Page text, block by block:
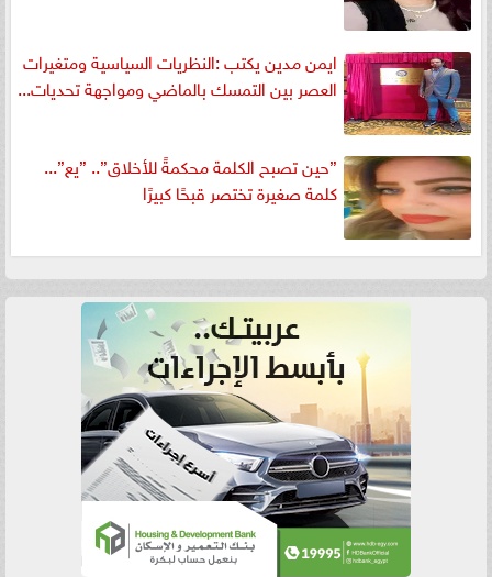
ايمن مدين يكتب :النظريات السياسية ومتغيرات
العصر بين التمسك بالماضي ومواجهة تحديات...
”حين تصبح الكلمة محكمةً للأخلاق”.. ”يع”...
كلمة صغيرة تختصر قبحًا كبيرًا